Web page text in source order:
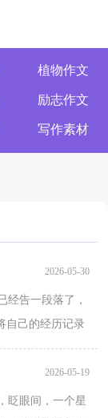
植物作文
励志作文
写作素材
2026-05-30
经告一段落了，
自己的经历记录
小编精...
2026-05-19
眨眼间，一个星